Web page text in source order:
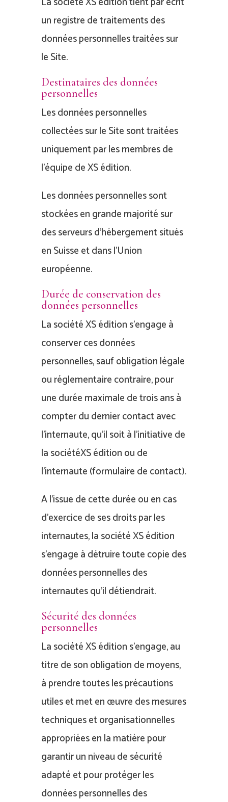
un registre de traitements des
données personnelles traitées sur
le Site.
Destinataires des données
personnelles
Les données personnelles
collectées sur le Site sont traitées
uniquement par les membres de
l’équipe de XS édition.
Les données personnelles sont
stockées en grande majorité sur
des serveurs d’hébergement situés
en Suisse et dans l’Union
européenne.
Durée de conservation des
données personnelles
La société XS édition s’engage à
conserver ces données
personnelles, sauf obligation légale
ou réglementaire contraire, pour
une durée maximale de trois ans à
compter du dernier contact avec
l’internaute, qu’il soit à l’initiative de
la sociétéXS édition ou de
l’internaute (formulaire de contact).
A l’issue de cette durée ou en cas
d’exercice de ses droits par les
internautes, la société XS édition
s’engage à détruire toute copie des
données personnelles des
internautes qu’il détiendrait.
Sécurité des données
personnelles
La société XS édition s’engage, au
titre de son obligation de moyens,
à prendre toutes les précautions
utiles et met en œuvre des mesures
techniques et organisationnelles
appropriées en la matière pour
garantir un niveau de sécurité
adapté et pour protéger les
données personnelles des